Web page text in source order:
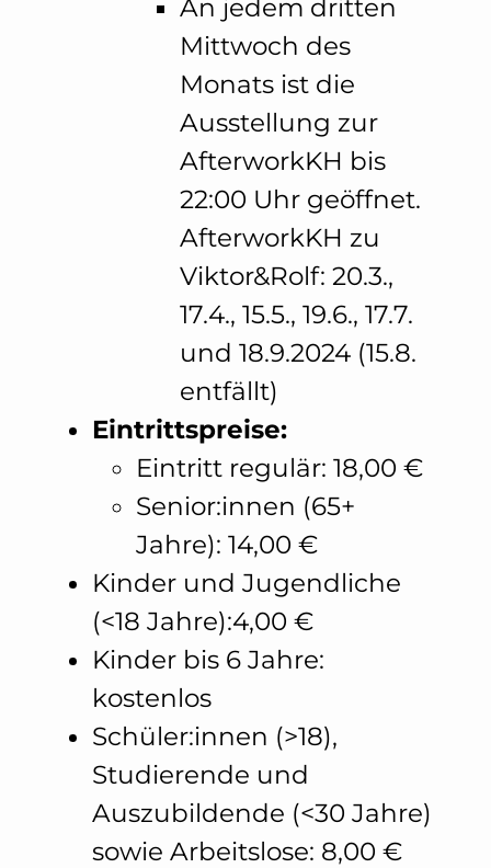
An jedem dritten
Mittwoch des
Monats ist die
Ausstellung zur
AfterworkKH bis
22:00 Uhr geöffnet.
AfterworkKH zu
Viktor&Rolf: 20.3.,
17.4., 15.5., 19.6., 17.7.
und 18.9.2024 (15.8.
entfällt)
Eintrittspreise:
Eintritt regulär: 18,00 €
Senior:innen (65+
Jahre): 14,00 €
Kinder und Jugendliche
(<18 Jahre):4,00 €
Kinder bis 6 Jahre:
kostenlos
Schüler:innen (>18),
Studierende und
Auszubildende (<30 Jahre)
sowie Arbeitslose: 8,00 €